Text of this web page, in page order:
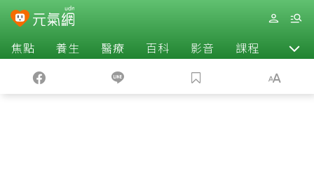
焦點 養生 醫療 百科 影音 課程 退休